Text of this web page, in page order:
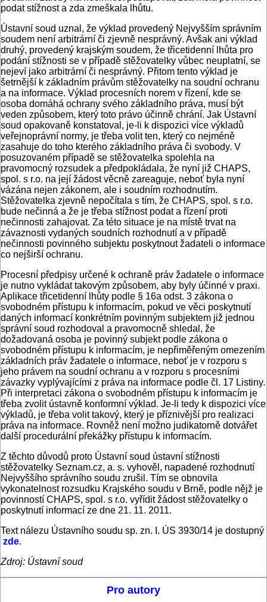
podat stížnost a zda zmeškala lhůtu.
Ústavní soud uznal, že výklad provedený Nejvyšším správním
soudem není arbitrární či zjevně nesprávný. Avšak ani výklad
druhý, provedený krajským soudem, že třicetidenní lhůta pro
podání stížnosti se v případě stěžovatelky vůbec neuplatní, se
nejeví jako arbitrární či nesprávný. Přitom tento výklad je
šetrnější k základním právům stěžovatelky na soudní ochranu
a na informace. Výklad procesních norem v řízení, kde se
osoba domáhá ochrany svého základního práva, musí být
veden způsobem, který toto právo účinně chrání. Jak Ústavní
soud opakovaně konstatoval, je-li k dispozici více výkladů
veřejnoprávní normy, je třeba volit ten, který co nejméně
zasahuje do toho kterého základního práva či svobody. V
posuzovaném případě se stěžovatelka spolehla na
pravomocný rozsudek a předpokládala, že nyní již CHAPS,
spol. s r.o. na její žádost věcně zareaguje, neboť byla nyní
vázána nejen zákonem, ale i soudním rozhodnutím.
Stěžovatelka zjevně nepočítala s tím, že CHAPS, spol. s r.o.
bude nečinná a že je třeba stížnost podat a řízení proti
nečinnosti zahajovat. Za této situace je na místě trvat na
závaznosti vydaných soudních rozhodnutí a v případě
nečinnosti povinného subjektu poskytnout žadateli o informace
co nejširší ochranu.
Procesní předpisy určené k ochraně práv žadatele o informace
je nutno vykládat takovým způsobem, aby byly účinné v praxi.
Aplikace třicetidenní lhůty podle § 16a odst. 3 zákona o
svobodném přístupu k informacím, pokud ve věci poskytnutí
daných informací konkrétním povinným subjektem již jednou
správní soud rozhodoval a pravomocně shledal, že
dožadovaná osoba je povinný subjekt podle zákona o
svobodném přístupu k informacím, je nepřiměřeným omezením
základních práv žadatele o informace, neboť je v rozporu s
jeho právem na soudní ochranu a v rozporu s procesními
závazky vyplývajícími z práva na informace podle čl. 17 Listiny.
Při interpretaci zákona o svobodném přístupu k informacím je
třeba zvolit ústavně konformní výklad. Je-li tedy k dispozici více
výkladů, je třeba volit takový, který je příznivější pro realizaci
práva na informace. Rovněž není možno judikatorně dotvářet
další procedurální překážky přístupu k informacím.
Z těchto důvodů proto Ústavní soud ústavní stížnosti
stěžovatelky Seznam.cz, a. s. vyhověl, napadené rozhodnutí
Nejvyššího správního soudu zrušil. Tím se obnovila
vykonatelnost rozsudku Krajského soudu v Brně, podle nějž je
povinností CHAPS, spol. s r.o. vyřídit žádost stěžovatelky o
poskytnutí informací ze dne 21. 11. 2011.
Text nálezu Ústavního soudu sp. zn. I. ÚS 3930/14 je dostupný
zde.
Zdroj: Ústavní soud
Pro autory